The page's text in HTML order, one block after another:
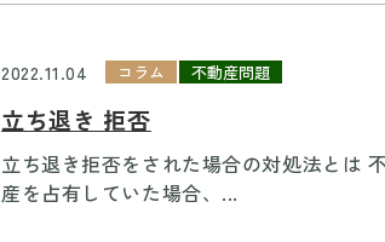
2022.11.04 コラム 不動産問題
立ち退き 拒否
立ち退き拒否をされた場合の対処法とは
産を占有していた場合、...